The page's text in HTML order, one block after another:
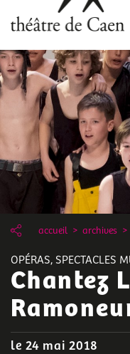
au
contenu
principal
accueil archives
OPÉRAS, SPECTACLES
Chantez
le 24 mai 2018
Panneau de gestion des